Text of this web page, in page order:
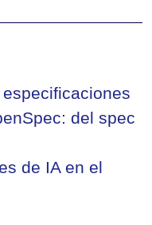
del spec
de IA en el